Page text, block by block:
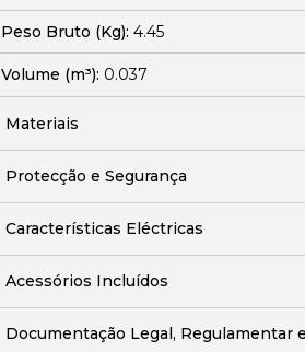
Peso Bruto (Kg): 4.45
Volume (m³): 0.037
Materiais
Protecção e Segurança
Características Eléctricas
Acessórios Incluídos
Documentação Legal, Regulamentar